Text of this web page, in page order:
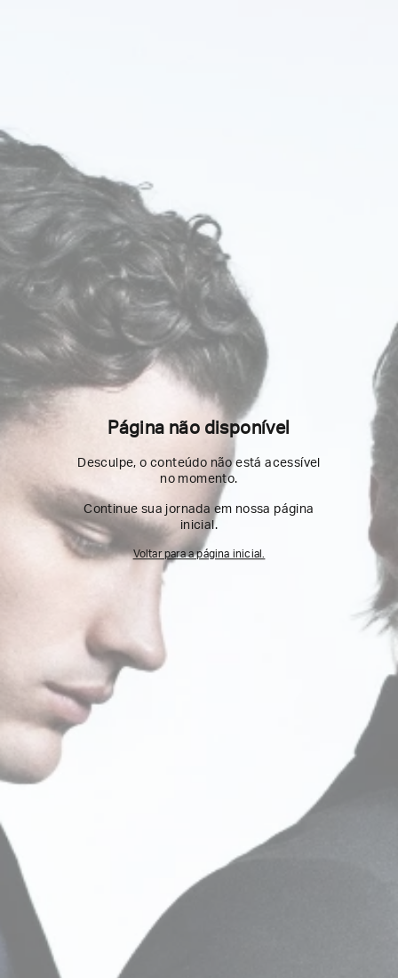
Página não disponível
Desculpe, o conteúdo não está acessível
no momento.
Continue sua jornada em nossa página
inicial.
Voltar para a página inicial.